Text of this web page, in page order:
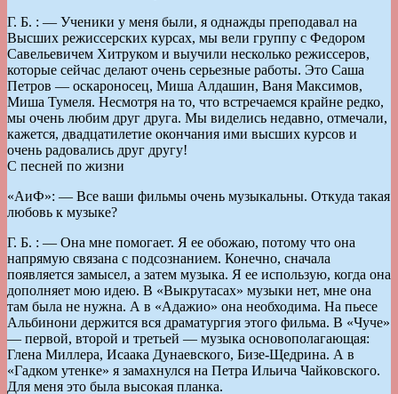
Г. Б. : — Ученики у меня были, я однажды преподавал на
Высших режиссерских курсах, мы вели группу с Федором
Савельевичем Хитруком и выучили несколько режиссеров,
которые сейчас делают очень серьезные работы. Это Саша
Петров — оскароносец, Миша Алдашин, Ваня Максимов,
Миша Тумеля. Несмотря на то, что встречаемся крайне редко,
мы очень любим друг друга. Мы виделись недавно, отмечали,
кажется, двадцатилетие окончания ими высших курсов и
очень радовались друг другу!
С песней по жизни
«AиФ»: — Все ваши фильмы очень музыкальны. Откуда такая
любовь к музыке?
Г. Б. : — Она мне помогает. Я ее обожаю, потому что она
напрямую связана с подсознанием. Конечно, сначала
появляется замысел, а затем музыка. Я ее использую, когда она
дополняет мою идею. В «Выкрутасах» музыки нет, мне она
там была не нужна. А в «Адажио» она необходима. На пьесе
Альбинони держится вся драматургия этого фильма. В «Чуче»
— первой, второй и третьей — музыка основополагающая:
Глена Миллера, Исаака Дунаевского, Бизе-Щедрина. А в
«Гадком утенке» я замахнулся на Петра Ильича Чайковского.
Для меня это была высокая планка.